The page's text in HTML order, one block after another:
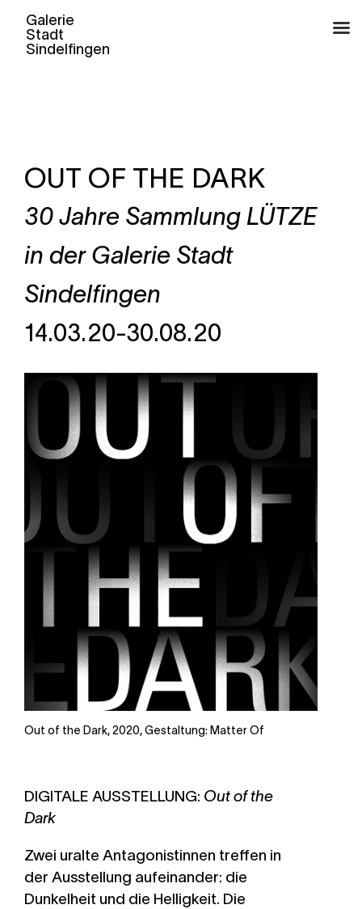
Zum
OUT OF THE DARK
30 Jahre Sammlung LÜTZE
in der Galerie Stadt
Sindelfingen
14.03.20-30.08.20
Out of the Dark, 2020, Gestaltung: Matter Of
DIGITALE AUSSTELLUNG: Out of the
Dark
Zwei uralte Antagonistinnen treffen in
der Ausstellung aufeinander: die
Dunkelheit und die Helligkeit. Die